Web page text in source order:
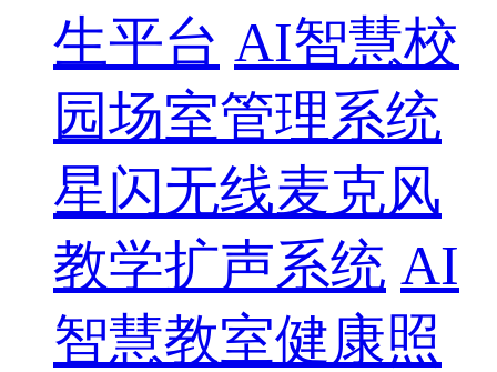
生平台 AI智慧校
园场室管理系统
星闪无线麦克风
教学扩声系统 AI
智慧教室健康照